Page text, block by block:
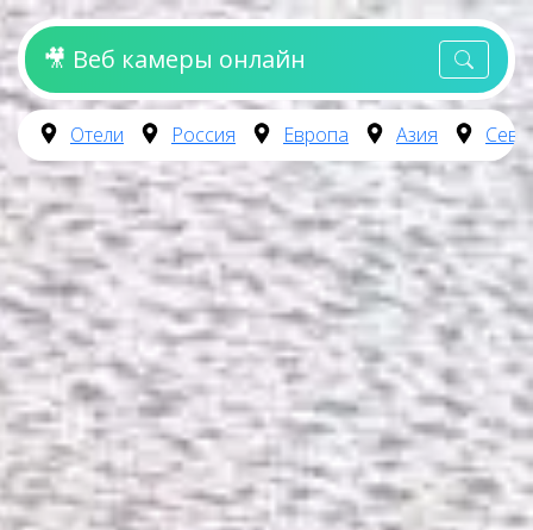
🎥 Веб камеры онлайн
Отели Россия Европа Азия